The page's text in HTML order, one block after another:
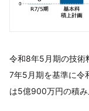
令和8年5月期の技術
7年5月期を基準に令
は5億900万円の積み